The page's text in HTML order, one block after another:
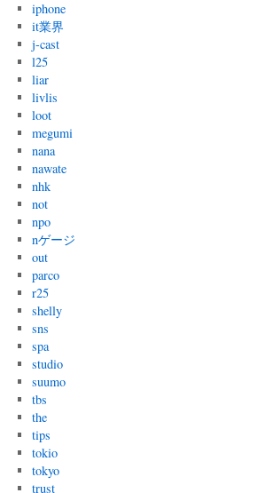
iphone
it業界
j-cast
l25
liar
livlis
loot
megumi
nana
nawate
nhk
not
npo
nゲージ
out
parco
r25
shelly
sns
spa
studio
suumo
tbs
the
tips
tokio
tokyo
trust